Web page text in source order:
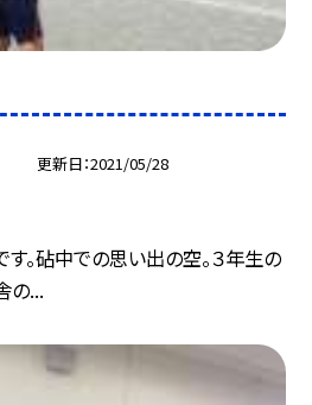
更新日 2021/05/28
。砧中での思い出の空。３年生の
の...